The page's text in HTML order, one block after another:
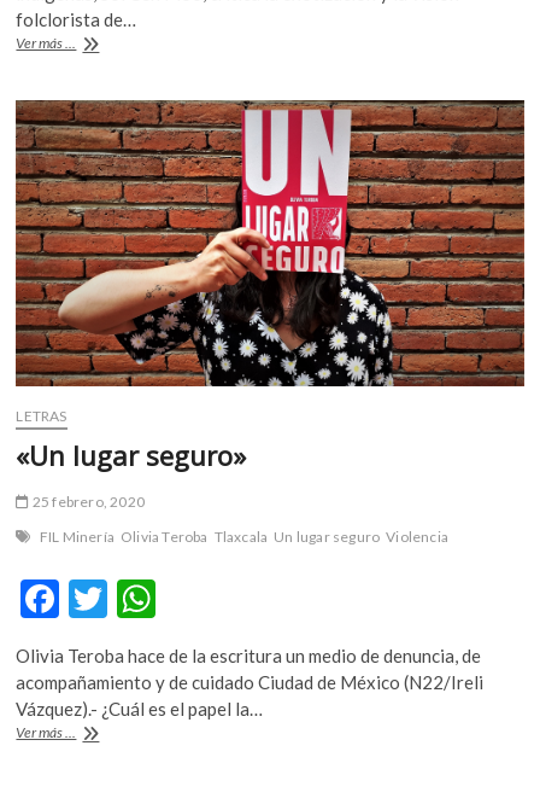
b
o
o
k
er
p
p
folclorista de…
Ver más ... «Hay
de
los
idiomas,
de
las
personas,
de
las
vestimentas
tradicionales,
de
las
artesanías»
LETRAS
«Un lugar seguro»
25 febrero, 2020
FIL Minería Olivia Teroba Tlaxcala Un lugar seguro Violencia
F
ac
e
b
o
T
w
itt
er
h
at
s
Olivia Teroba hace de la escritura un medio de denuncia, de
acompañamiento y de cuidado Ciudad de México (N22/Ireli
Vázquez).- ¿Cuál es el papel la…
Ver más ... «Un